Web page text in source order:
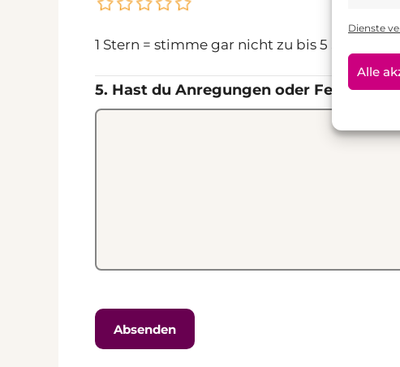
Dienste
Alle
1 Stern = stimme gar nicht zu bis 5 Sterne =
5. Hast du Anregungen oder Feedback?